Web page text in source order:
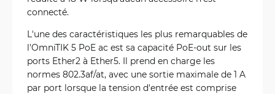
connecté.
L'une des caractéristiques les plus remarquables de
l'OmniTIK 5 PoE ac est sa capacité PoE-out sur les
ports Ether2 à Ether5. Il prend en charge les
normes 802.3af/at, avec une sortie maximale de 1 A
par port lorsque la tension d'entrée est comprise